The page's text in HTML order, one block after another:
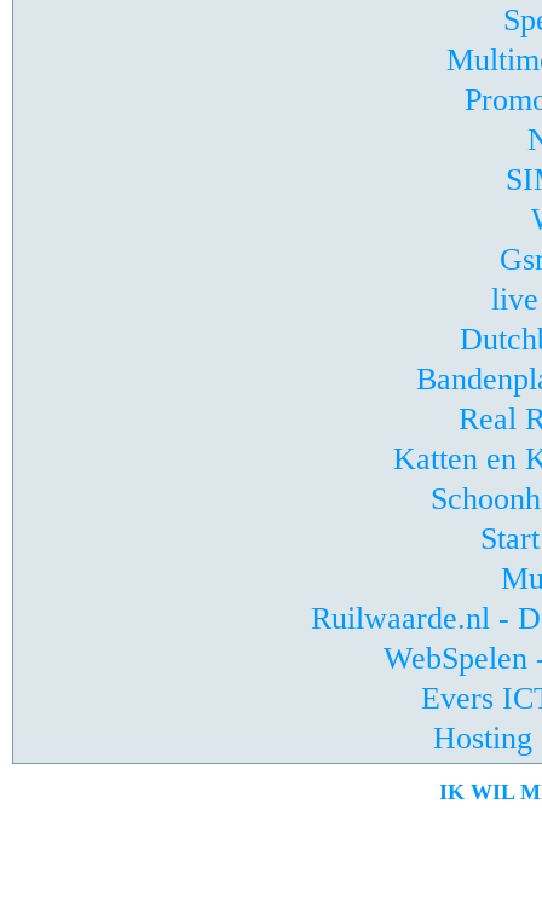
Real
Katten en
Ruilwaarde.nl -
WebSpelen
Evers
Hosting
IK WIL